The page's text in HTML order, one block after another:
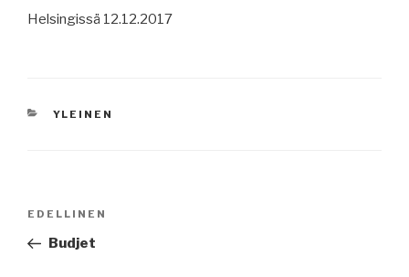
Helsingissä 12.12.2017
KATEGORIAT
YLEINEN
Edellinen
artikkeli
EDELLINEN
Budjet